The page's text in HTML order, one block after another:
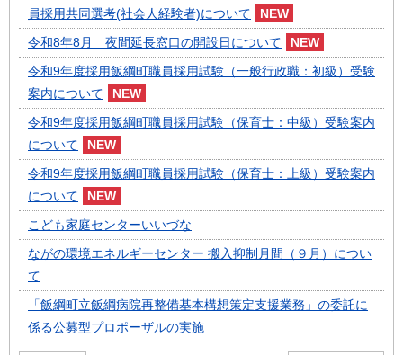
員採用共同選考(社会人経験者)について
令和8年8月 夜間延長窓口の開設日について
令和9年度採用飯綱町職員採用試験（一般行政職：初級）受験
案内について
令和9年度採用飯綱町職員採用試験（保育士：中級）受験案内
について
令和9年度採用飯綱町職員採用試験（保育士：上級）受験案内
について
こども家庭センターいいづな
ながの環境エネルギーセンター 搬入抑制月間（９月）につい
て
「飯綱町立飯綱病院再整備基本構想策定支援業務」の委託に
係る公募型プロポーザルの実施